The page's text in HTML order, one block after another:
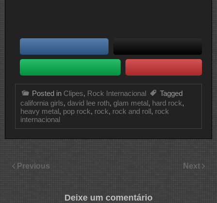
Posted in Clipes, Rock Internacional
Tagged
california girls, david lee roth, glam metal, hard rock,
heavy metal, pop rock, rock, rock and roll, rock
internacional
Previous Next
Deixe um comentário